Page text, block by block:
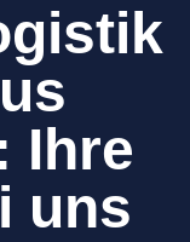
Ihre
uns